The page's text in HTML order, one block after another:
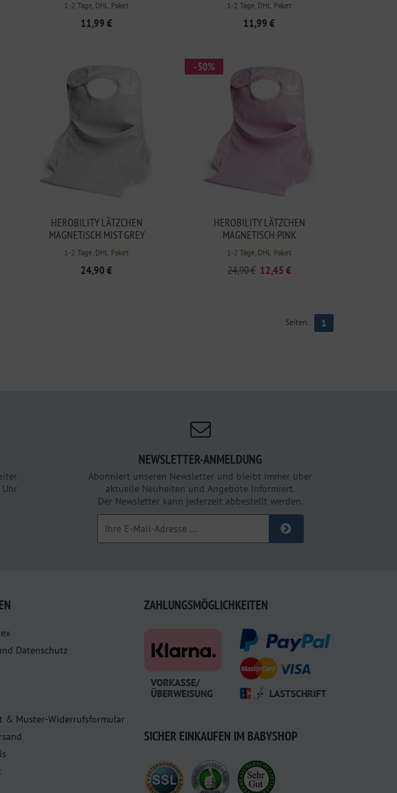
1-2 Tage, DHL Paket
11,99 €
1-2 Tage, DHL Paket
11,99 €
HEROBILITY LÄTZCHEN
MAGNETISCH MIST GREY
1-2 Tage, DHL Paket
24,90 €
HEROBILITY LÄTZCHEN
MAGNETISCH PINK
1-2 Tage, DHL Paket
24,90 € 12,45 €
- 50%
Seiten: 1
NEWSLETTER-ANMELDUNG
Abonniert unseren Newsletter und bleibt immer über
aktuelle Neuheiten und Angebote informiert.
Der Newsletter kann jederzeit abbestellt werden.
Datenschutz
& Muster-Widerrufsformular
ZAHLUNGSMÖGLICHKEITEN
SICHER EINKAUFEN IM BABYSHOP